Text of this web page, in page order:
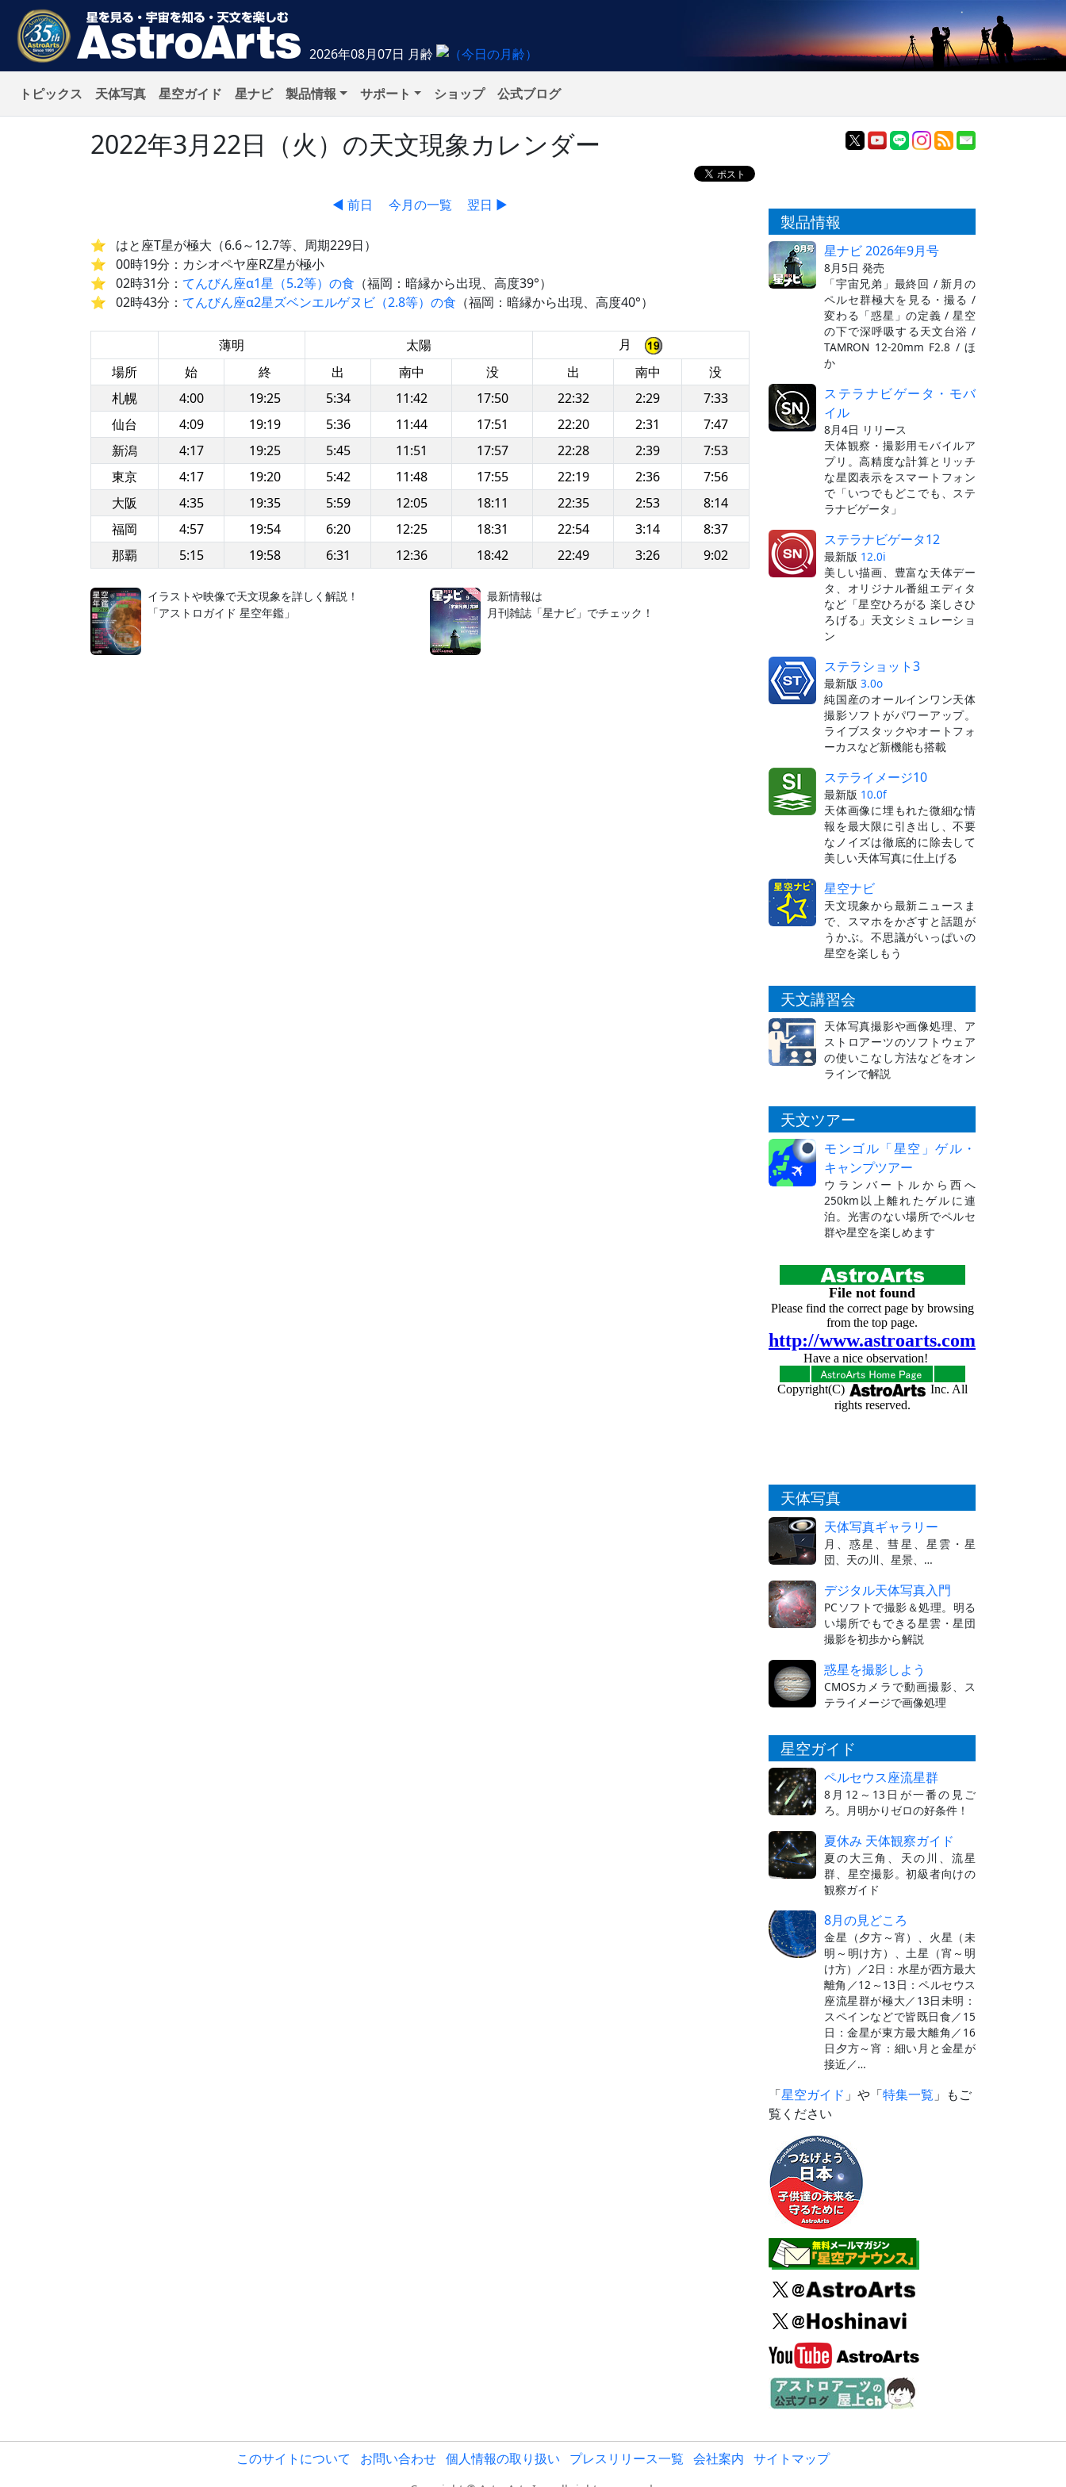
2026年08月07日 月齢
トピックス 天体写真 星空ガイド 星ナビ 製品情報 サポート ショップ 公式ブログ
2022年3月22日（火）の天文現象カレンダー
◀ 前日 今月の一覧 翌日 ▶
はと座T星が極大（6.6～12.7等、周期229日）
00時19分：カシオペヤ座RZ星が極小
02時31分： てんびん座α1星（5.2等）の食 （福岡：暗縁から出現、高度39°）
02時43分： てんびん座α2星ズベンエルゲヌビ（2.8等）の食 （福岡：暗縁から出現、高度40°）
薄明 太陽
月
場所
始 終 出 南中 没 出 南中
没
札幌
4:00 19:25 5:34 11:42 17:50 22:32 2:29
7:33
仙台
4:09 19:19 5:36 11:44 17:51 22:20 2:31
7:47
新潟
4:17 19:25 5:45 11:51 17:57 22:28 2:39
7:53
東京
4:17 19:20 5:42 11:48 17:55 22:19 2:36
7:56
大阪
4:35 19:35 5:59 12:05 18:11 22:35 2:53
8:14
福岡
4:57 19:54 6:20 12:25 18:31 22:54 3:14
8:37
那覇
5:15 19:58 6:31 12:36 18:42 22:49 3:26 9:02
イラストや映像で天文現象を詳しく解説！
「アストロガイド 星空年鑑」
最新情報は
月刊雑誌「星ナビ」でチェック！
製品情報
星ナビ 2026年9月号
8月5日 発売
「宇宙兄弟」最終回 / 新月の
ペルセ群極大を見る・撮る /
変わる「惑星」の定義 / 星空
の下で深呼吸する天文台浴 /
TAMRON 12-20mm F2.8 / ほ
か
ステラナビゲータ・モバ
イル
8月4日 リリース
天体観察・撮影用モバイルア
プリ。高精度な計算とリッチ
な星図表示をスマートフォン
で「いつでもどこでも、ステ
ラナビゲータ」
ステラナビゲータ12
最新版 12.0i
美しい描画、豊富な天体デー
タ、オリジナル番組エディタ
など「星空ひろがる 楽しさひ
ろげる」天文シミュレーショ
ン
ステラショット3
最新版 3.0o
純国産のオールインワン天体
撮影ソフトがパワーアップ。
ライブスタックやオートフォ
ーカスなど新機能も搭載
ステライメージ10
最新版 10.0f
天体画像に埋もれた微細な情
報を最大限に引き出し、不要
なノイズは徹底的に除去して
美しい天体写真に仕上げる
星空ナビ
天文現象から最新ニュースま
で、スマホをかざすと話題が
うかぶ。不思議がいっぱいの
星空を楽しもう
天文講習会
天体写真撮影や画像処理、ア
ストロアーツのソフトウェア
の使いこなし方法などをオン
ラインで解説
天文ツアー
モンゴル「星空」ゲル・
キャンプツアー
ウランバートルから西へ
250km以上離れたゲルに連
泊。光害のない場所でペルセ
群や星空を楽しめます
天体写真
天体写真ギャラリー
月、惑星、彗星、星雲・星
団、天の川、星景、…
デジタル天体写真入門
PCソフトで撮影＆処理。明る
い場所でもできる星雲・星団
撮影を初歩から解説
惑星を撮影しよう
CMOSカメラで動画撮影、ス
テライメージで画像処理
星空ガイド
ペルセウス座流星群
8月12～13日が一番の見ご
ろ。月明かりゼロの好条件！
夏休み 天体観察ガイド
夏の大三角、天の川、流星
群、星空撮影。初級者向けの
観察ガイド
8月の見どころ
金星（夕方～宵）、火星（未
明～明け方）、土星（宵～明
け方）／2日：水星が西方最大
離角／12～13日：ペルセウス
座流星群が極大／13日未明：
スペインなどで皆既日食／15
日：金星が東方最大離角／16
日夕方～宵：細い月と金星が
接近／…
「星空ガイド 」や「特集一覧 」もご
覧ください
このサイトについて お問い合わせ 個人情報の取り扱い プレスリリース一覧 会社案内 サイトマップ